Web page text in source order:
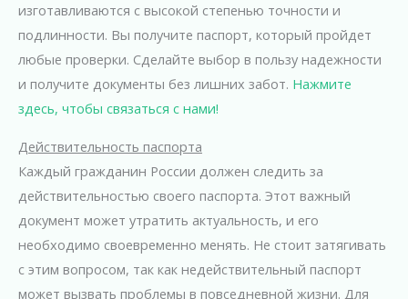
изготавливаются с высокой степенью точности и
подлинности. Вы получите паспорт, который пройдет
любые проверки. Сделайте выбор в пользу надежности
и получите документы без лишних забот. Нажмите
здесь, чтобы связаться с нами!
Действительность паспорта
Каждый гражданин России должен следить за
действительностью своего паспорта. Этот важный
документ может утратить актуальность, и его
необходимо своевременно менять. Не стоит затягивать
с этим вопросом, так как недействительный паспорт
может вызвать проблемы в повседневной жизни. Для